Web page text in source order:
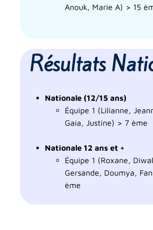
Anouk, Marie A) > 15
Résultats
Nationale (12/15 ans)
Équipe 1 (Lilianne,
Gaia, Justine) > 7 ème
Nationale 12 ans et +
Équipe 1 (Roxane,
Gersande, Doumya,
ème